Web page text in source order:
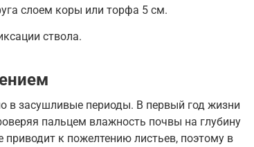
слоем коры или торфа 5 см.
ствола.
в засушливые периоды. В первый год жизни
пальцем влажность почвы на глубину
к пожелтению листьев, поэтому в